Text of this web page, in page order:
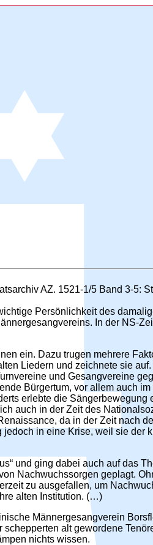
AZ. 1521-1/5 Band 3-5:
Persönlichkeit des
In der NS-
ein. Dazu trugen mehrere
Liedern und zeichnete sie
und Gesangvereine
Bürgertum, vor allem auch im
erlebte die Sängerbewegung
auch in der Zeit des
da in der Zeit nach
in eine Krise, weil sie der
und ging dabei auch auf das
Nachwuchssorgen geplagt.
zu ausgefallen, um
alten Institution. (…)
Männergesangverein
alt gewordene
nichts wissen.